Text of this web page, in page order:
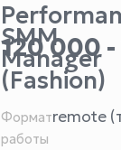
SMM
Manager
(Fashion)
120 000
Формат
работы
remote